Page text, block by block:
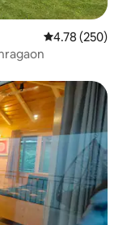
平均评分 4.78
4.78 (250)